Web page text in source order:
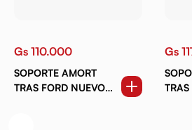
Gs 110.000
SOPORTE AMORT
TRAS FORD NUEVO
Gs